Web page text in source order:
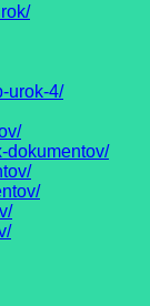
urok-4/
dokumentov/